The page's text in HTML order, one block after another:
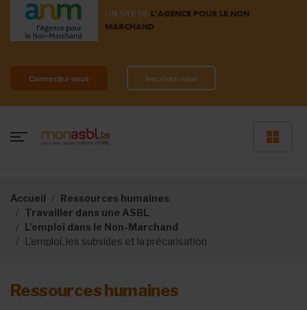
UN SITE DE L'AGENCE POUR LE NON
MARCHAND
Connectez-vous Inscrivez-vous
Accueil
Ressources humaines
Travailler dans une ASBL
L'emploi dans le Non-Marchand
L'emploi, les subsides et la précarisation
Ressources humaines